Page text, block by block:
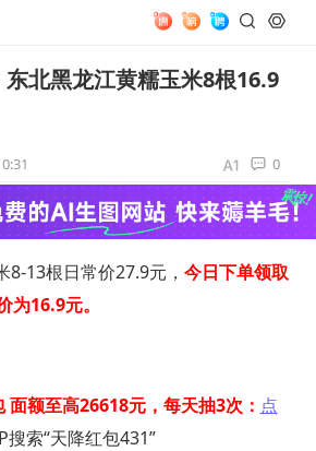
北黑龙江黄糯玉米8根16.9
0
8-13根日常价27.9元， 今日下单领取
为16.9元。
面额至高26618元，每天抽3次： 点
搜索“天降红包431”